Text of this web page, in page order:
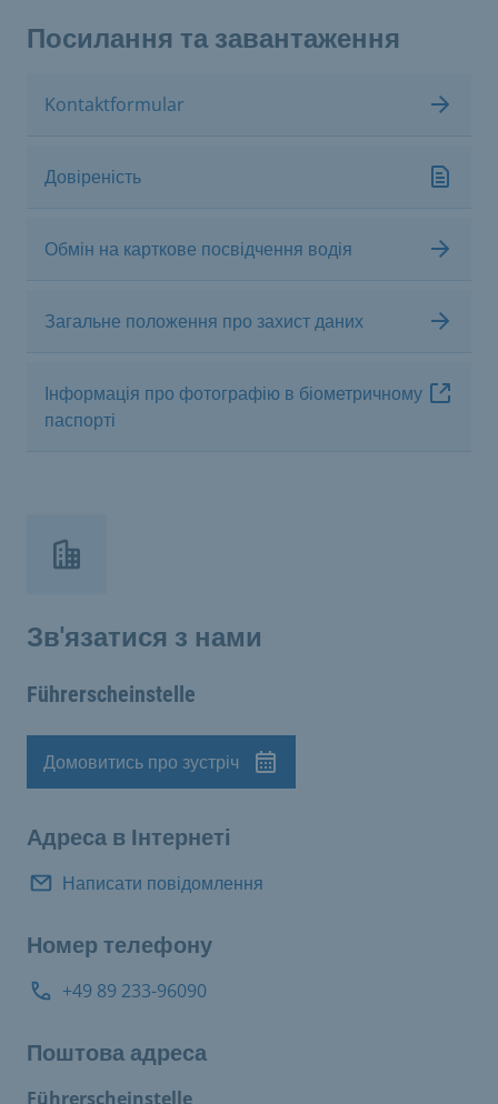
Посилання та завантаження
Kontaktformular
Довіреність
Обмін на карткове посвідчення водія
Загальне положення про захист даних
Інформація про фотографію в біометричному
паспорті
Зв'язатися з нами
Führerscheinstelle
Призначення
Домовитись про зустріч
Адреса в Інтернеті
Написати повідомлення
Номер телефону
+49 89 233-96090
Поштова адреса
Führerscheinstelle